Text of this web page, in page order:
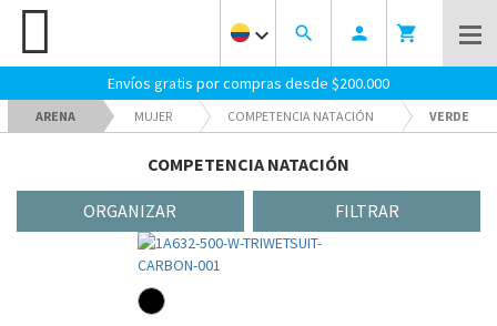
keyboard_arrow_down search person shopping_cart
Envíos gratis por compras desde $200.000
ARENA MUJER COMPETENCIA NATACIÓN VERDE
COMPETENCIA NATACIÓN
FILTRAR
ORGANIZAR